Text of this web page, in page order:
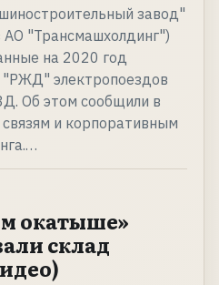
завод"
"Трансмашхолдинг")
на 2020 год
"РЖД" электропоездов
Об этом сообщили в
и корпоративным
окатыше»
склад